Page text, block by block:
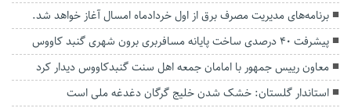
برنامه‌های مدیریت مصرف برق از اول خردادماه امسال آغاز خواهد شد.
پیشرفت ۴۰ درصدی ساخت پایانه مسافربری برون شهری گنبد کاووس
معاون رییس جمهور با امامان جمعه اهل سنت گنبدکاووس دیدار کرد
استاندار گلستان: خشک شدن خلیج گرگان دغدغه ملی است